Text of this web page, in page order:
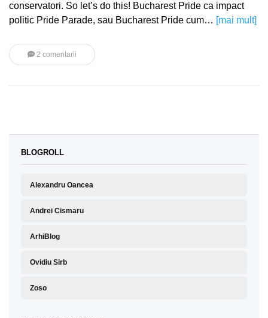
conservatori. So let’s do this! Bucharest Pride ca impact
politic Pride Parade, sau Bucharest Pride cum… [mai mult]
2 comentarii
BLOGROLL
Alexandru Oancea
Andrei Cismaru
ArhiBlog
Ovidiu Sirb
Zoso